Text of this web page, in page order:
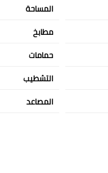
المساحة
مطابخ
حمامات
التشطيب
المصاعد